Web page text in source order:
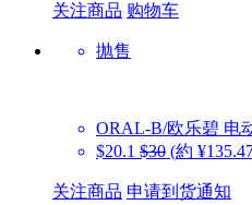
关注商品 购物车
抛售
ORAL-B/欧乐碧 电
$20.1 $30 (約
关注商品 申请到货通知